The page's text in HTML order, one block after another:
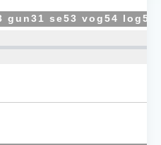
gun31 se53 vog54